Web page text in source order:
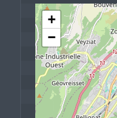
+
−